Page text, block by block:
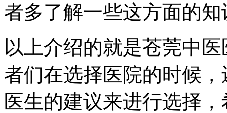
者多了解一些这方面的知
以上介绍的就是苍莞中
者们在选择医院的时候
医生的建议来进行选择